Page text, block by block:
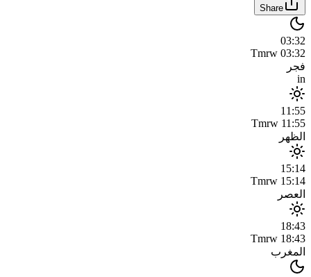
Share
03:32
Tmrw 03:32
فجر
in
11:55
Tmrw 11:55
الظهر
15:14
Tmrw 15:14
العصر
18:43
Tmrw 18:43
المغرب